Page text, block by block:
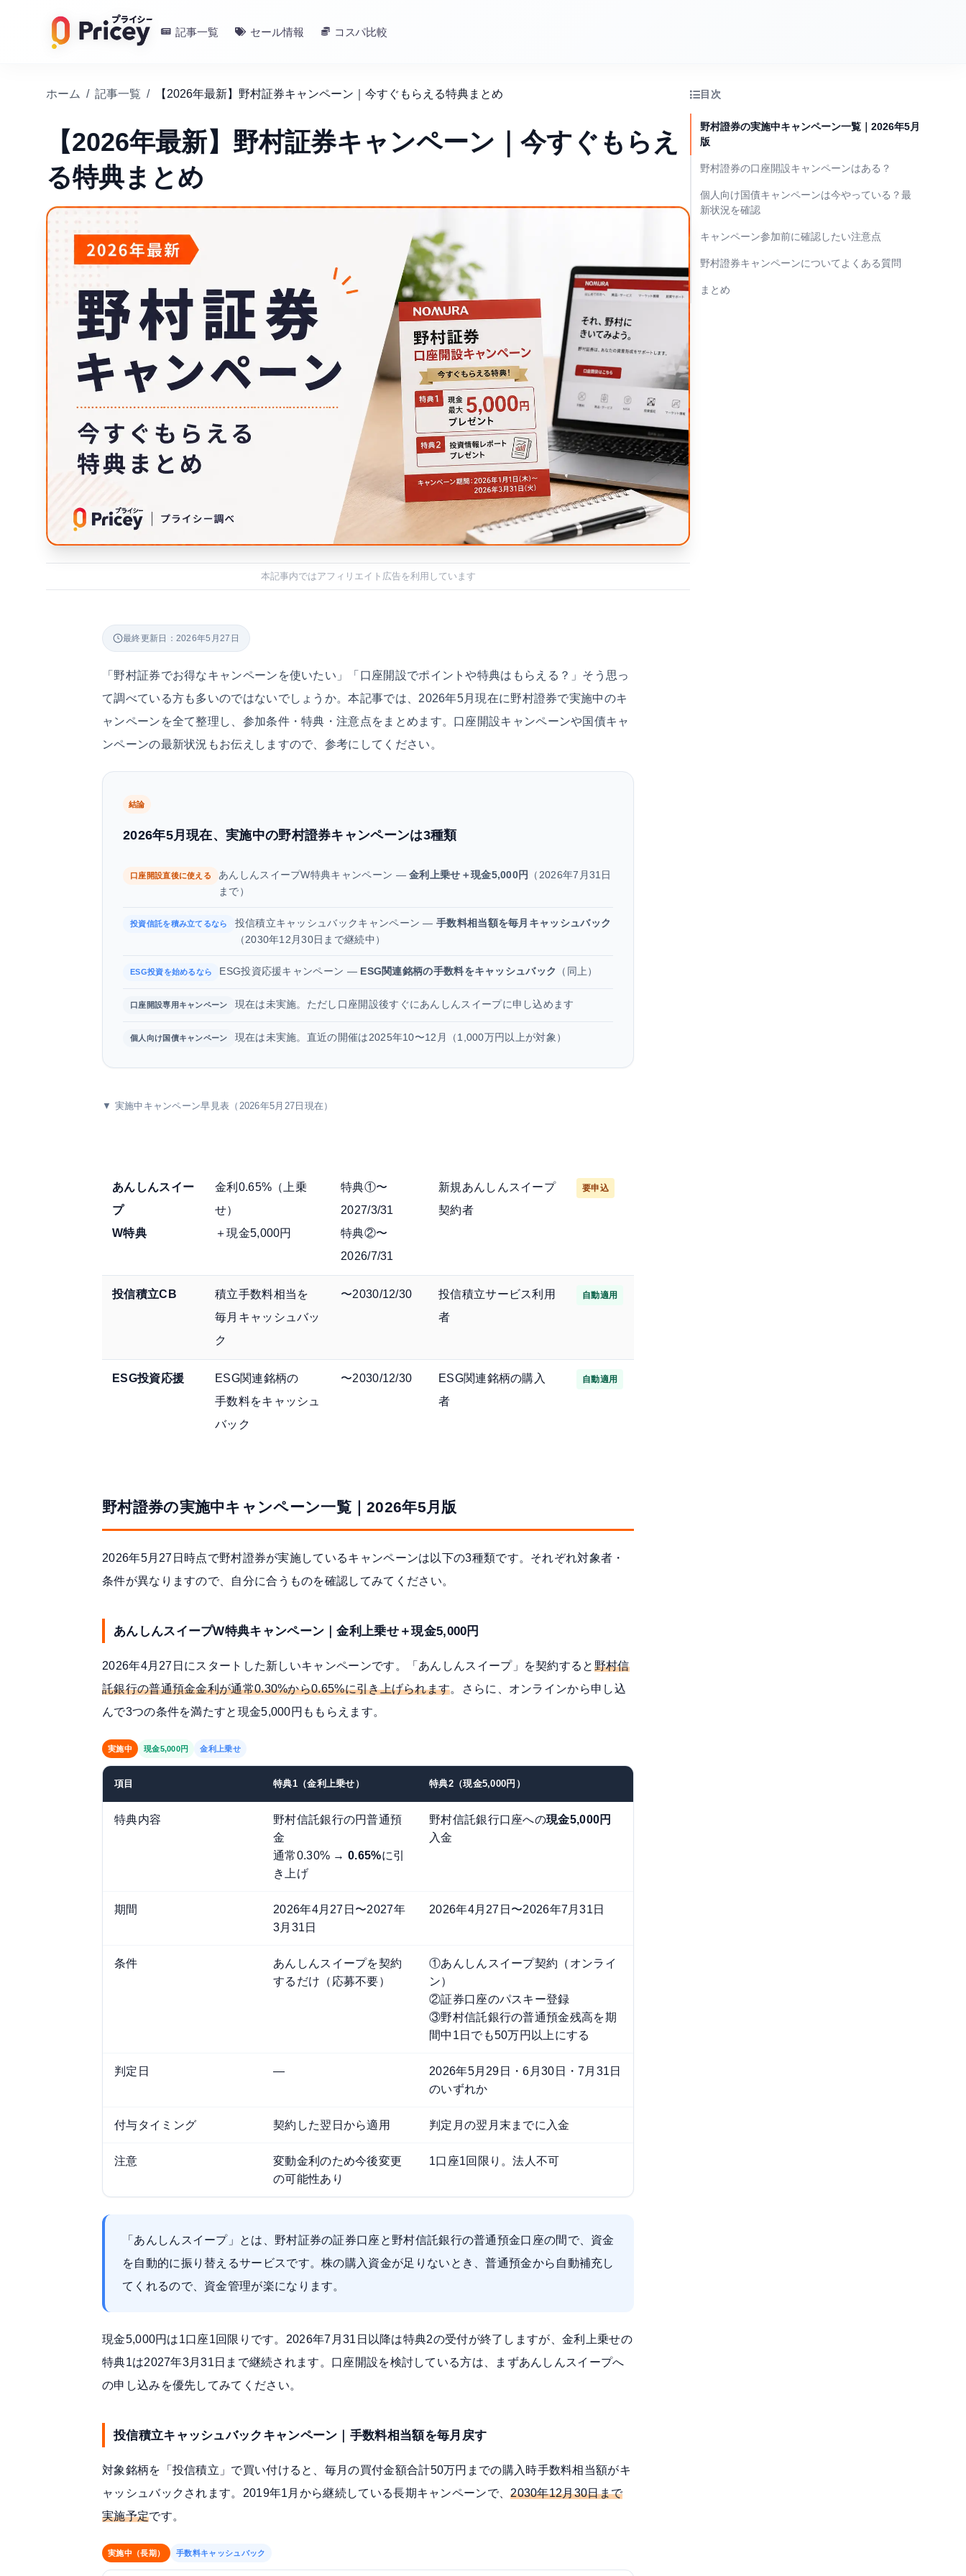
記事一覧 セール情報 コスパ比較
ホーム / 記事一覧 / 【2026年最新】野村証券キャンペーン｜今すぐもらえる特典まとめ
【2026年最新】野村証券キャンペーン｜今すぐもらえ
る特典まとめ
本記事内ではアフィリエイト広告を利用しています
最終更新日：2026年5月27日
「野村証券でお得なキャンペーンを使いたい」「口座開設でポイントや特典はもらえる？」そう思っ
て調べている方も多いのではないでしょうか。本記事では、2026年5月現在に野村證券で実施中のキ
ャンペーンを全て整理し、参加条件・特典・注意点をまとめます。口座開設キャンペーンや国債キャ
ンペーンの最新状況もお伝えしますので、参考にしてください。
結論
2026年5月現在、実施中の野村證券キャンペーンは3種類
口座開設直後に使える あんしんスイープW特典キャンペーン —金利上乗せ＋現金5,000円
（2026年7月31日
まで）
投資信託を積み立てるなら 投信積立キャッシュバックキャンペーン —手数料相当額を毎月キャッシュバック
（2030年12月30日まで継続中）
ESG投資を始めるなら ESG投資応援キャンペーン — ESG関連銘柄の手数料をキャッシュバック （同上）
口座開設専用キャンペーン 現在は未実施。ただし口座開設後すぐにあんしんスイープに申し込めます
個人向け国債キャンペーン 現在は未実施。直近の開催は2025年10〜12月（1,000万円以上が対象）
▼ 実施中キャンペーン早見表（2026年5月27日現在）
あんしんスイー
プ
W特典
金利0.65%（上乗
せ）
＋現金5,000円
特典①〜
2027/3/31
特典②〜
2026/7/31
新規あんしんスイープ
契約者
要申込
投信積立CB
積立手数料相当を
毎月キャッシュバッ
ク
〜2030/12/30
投信積立サービス利用
者
自動適用
ESG投資応援
ESG関連銘柄の
手数料をキャッシュ
バック
〜2030/12/30
ESG関連銘柄の購入
者
自動適用
野村證券の実施中キャンペーン一覧｜2026年5月版
2026年5月27日時点で野村證券が実施しているキャンペーンは以下の3種類です。それぞれ対象者・
条件が異なりますので、自分に合うものを確認してみてください。
あんしんスイープW特典キャンペーン｜金利上乗せ＋現金5,000円
2026年4月27日にスタートした新しいキャンペーンです。「あんしんスイープ」を契約すると 野村信
託銀行の普通預金金利が通常0.30%から0.65%に引き上げられます。さらに、オンラインから申し込
んで3つの条件を満たすと現金5,000円ももらえます。
実施中 現金5,000円 金利上乗せ
項目 特典1（金利上乗せ） 特典2（現金5,000円）
特典内容
野村信託銀行の円普通預
金
通常0.30% →0.65%に引
き上げ
野村信託銀行口座への現金5,000円
入金
期間 2026年4月27日〜2027年
3月31日
2026年4月27日〜2026年7月31日
条件
あんしんスイープを契約
するだけ（応募不要）
①あんしんスイープ契約（オンライ
ン）
②証券口座のパスキー登録
③野村信託銀行の普通預金残高を期
間中1日でも50万円以上にする
判定日 —
2026年5月29日・6月30日・7月31日
のいずれか
付与タイミング 契約した翌日から適用 判定月の翌月末までに入金
注意
変動金利のため今後変更
の可能性あり
1口座1回限り。法人不可
「あんしんスイープ」とは、野村証券の証券口座と野村信託銀行の普通預金口座の間で、資金
を自動的に振り替えるサービスです。株の購入資金が足りないとき、普通預金から自動補充し
てくれるので、資金管理が楽になります。
現金5,000円は1口座1回限りです。2026年7月31日以降は特典2の受付が終了しますが、金利上乗せの
特典1は2027年3月31日まで継続されます。口座開設を検討している方は、まずあんしんスイープへ
の申し込みを優先してみてください。
投信積立キャッシュバックキャンペーン｜手数料相当額を毎月戻す
対象銘柄を「投信積立」で買い付けると、毎月の買付金額合計50万円までの購入時手数料相当額がキ
ャッシュバック されます。2019年1月から継続している長期キャンペーンで、2030年12月30日まで
実施予定です。
実施中（長期） 手数料キャッシュバック
目次
野村證券の実施中キャンペーン一覧｜2026年5月
版
野村證券の口座開設キャンペーンはある？
個人向け国債キャンペーンは今やっている？最
新状況を確認
キャンペーン参加前に確認したい注意点
野村證券キャンペーンについてよくある質問
まとめ